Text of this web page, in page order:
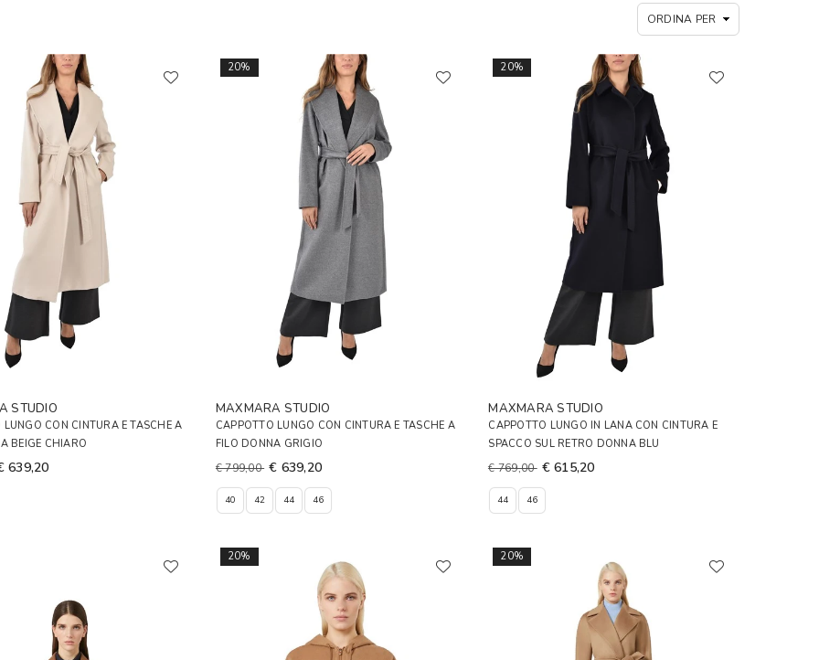
STUDIO
LUNGO CON CINTURA E TASCHE A
BEIGE CHIARO
639,20
20%
MAXMARA STUDIO
CAPPOTTO LUNGO CON CINTURA E TASCHE A
FILO DONNA GRIGIO
€ 799,00 € 639,20
40 42 44 46
20%
MAXMARA STUDIO
CAPPOTTO LUNGO IN LANA CON CINTURA E
SPACCO SUL RETRO DONNA BLU
€ 769,00 € 615,20
44 46
20% 20%